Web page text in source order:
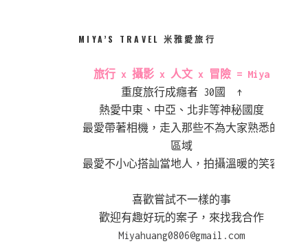
MIYA’S TRAVEL 米雅愛旅行
旅行 x 攝影 x 人文 x 冒險 = Miya
重度旅行成癮者 30國 ↑
熱愛中東、中亞、北非等神秘國度
最愛帶著相機，走入那些不為大家熟悉的
區域
最愛不小心搭訕當地人，拍攝溫暖的笑容
喜歡嘗試不一樣的事
歡迎有趣好玩的案子，來找我合作
Miyahuang0806@gmail.com